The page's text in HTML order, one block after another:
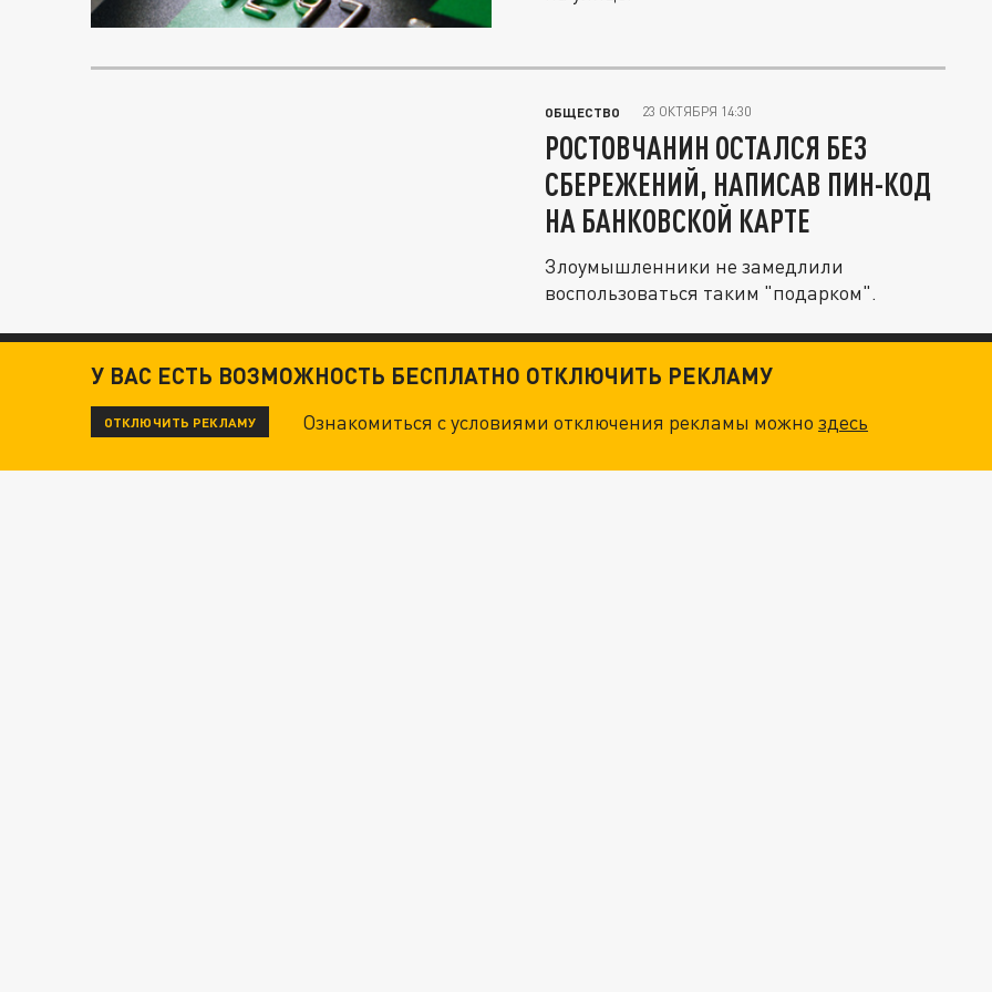
ОБЩЕСТВО 23 ОКТЯБРЯ 14:30
РОСТОВЧАНИН ОСТАЛСЯ БЕЗ
СБЕРЕЖЕНИЙ, НАПИСАВ ПИН-КОД
НА БАНКОВСКОЙ КАРТЕ
Злоумышленники не замедлили
воспользоваться таким "подарком".
У ВАС ЕСТЬ ВОЗМОЖНОСТЬ БЕСПЛАТНО ОТКЛЮЧИТЬ РЕКЛАМУ
ОТКЛЮЧИТЬ РЕКЛАМУ Ознакомиться с условиями отключения рекламы можноздесь